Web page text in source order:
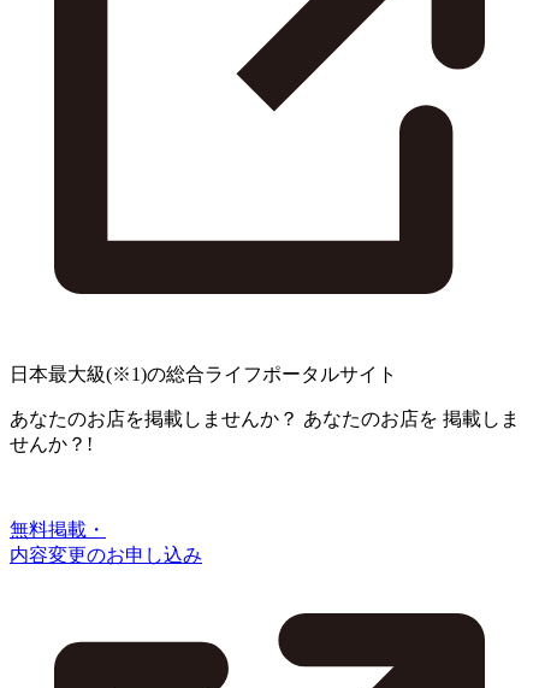
日本最大級(※1)の総合ライフポータルサイト
あなたのお店を掲載しませんか？ あなたのお店を 掲載しま
せんか？!
無料掲載・
内容変更のお申し込み